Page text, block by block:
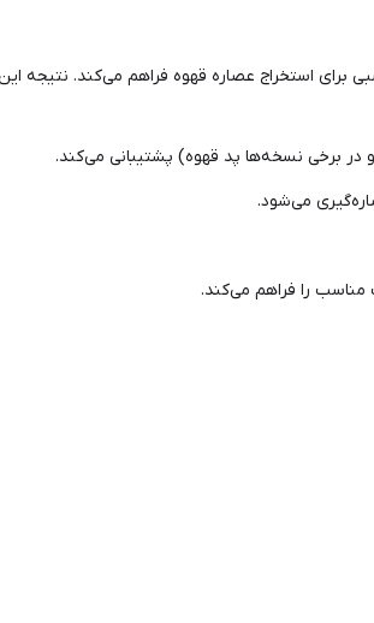
برای استخراج عصاره قهوه فراهم می‌کند. نتیجه
در برخی نسخه‌ها پد قهوه) پشتیبانی می‌کند.
می‌شود.